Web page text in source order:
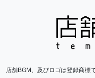
店舗BGM、及びロゴは登録商標